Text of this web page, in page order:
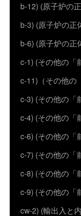
b-12) (原子炉の
b-3) (原子炉の正
b-6) (原子炉の正
c-1) (その他の「
c-11)（その他の
c-3) (その他の「
c-4) (その他の「
c-6) (その他の「
c-7) (その他の「
c-8) (その他の「
c-9) (その他の「
cw-2) (輸出入と